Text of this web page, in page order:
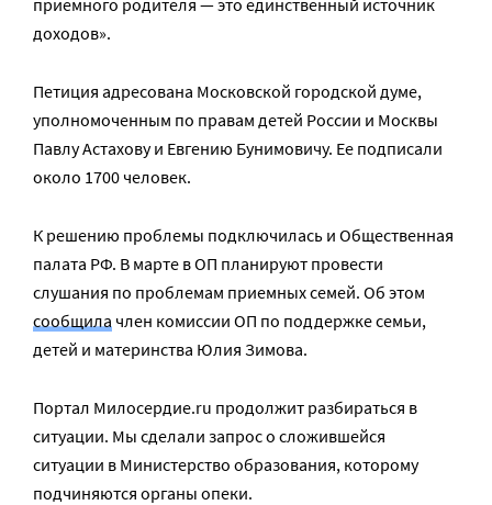
доходов».
Петиция адресована Московской городской думе,
уполномоченным по правам детей России и Москвы
Павлу Астахову и Евгению Бунимовичу. Ее подписали
около 1700 человек.
К решению проблемы подключилась и Общественная
палата РФ. В марте в ОП планируют провести
слушания по проблемам приемных семей. Об этом
сообщила член комиссии ОП по поддержке семьи,
детей и материнства Юлия Зимова.
Портал Милосердие.ru продолжит разбираться в
ситуации. Мы сделали запрос о сложившейся
ситуации в Министерство образования, которому
подчиняются органы опеки.